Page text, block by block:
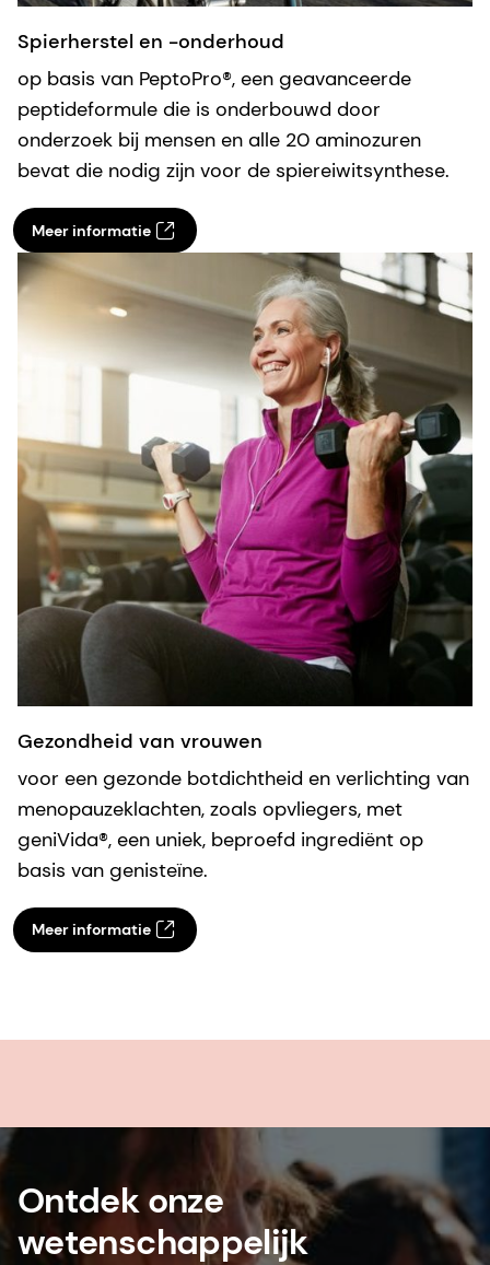
Spierherstel en -onderhoud
op basis van PeptoPro®, een geavanceerde
peptideformule die is onderbouwd door
onderzoek bij mensen en alle 20 aminozuren
bevat die nodig zijn voor de spiereiwitsynthese.
Meer informatie
Gezondheid van vrouwen
voor een gezonde botdichtheid en verlichting van
menopauzeklachten, zoals opvliegers, met
geniVida®, een uniek, beproefd ingrediënt op
basis van genisteïne.
Meer informatie
Ontdek onze
wetenschappelijk